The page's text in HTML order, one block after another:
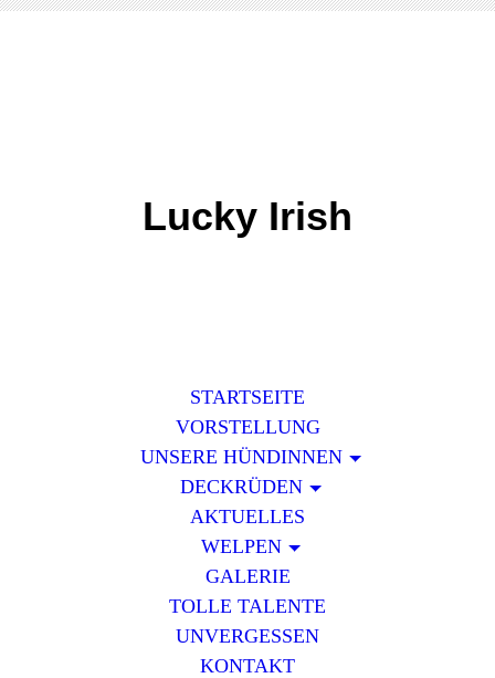
Lucky Irish
STARTSEITE
VORSTELLUNG
UNSERE HÜNDINNEN
DECKRÜDEN
AKTUELLES
WELPEN
GALERIE
TOLLE TALENTE
UNVERGESSEN
KONTAKT